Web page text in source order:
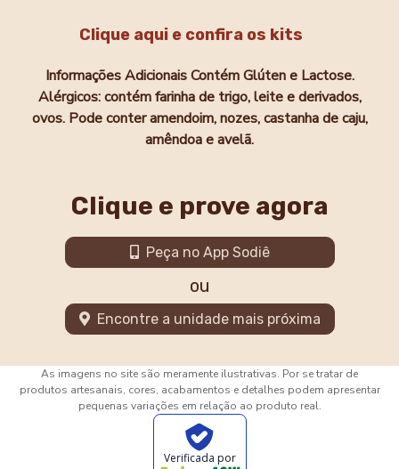
Clique aqui e confira os kits
Informações AdicionaisContém Glúten e Lactose.
Alérgicos: contém farinha de trigo, leite e derivados,
ovos. Pode conter amendoim, nozes, castanha de caju,
amêndoa e avelã.
Clique e prove agora
Peça no App Sodiê
ou
Encontre a unidade mais próxima
As imagens no site são meramente ilustrativas. Por se tratar de
produtos artesanais, cores, acabamentos e detalhes podem apresentar
pequenas variações em relação ao produto real.
Verificada por